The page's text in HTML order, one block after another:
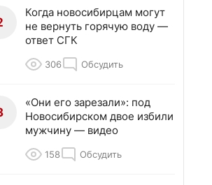
Когда новосибирцам могут
не вернуть горячую воду —
ответ СГК
306 Обсудить
«Они его зарезали»: под
Новосибирском двое избили
мужчину — видео
158 Обсудить